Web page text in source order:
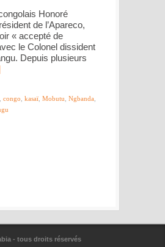
Honoré
de l’Apareco,
« accepté de
le Colonel dissident
Depuis plusieurs
congo kasaï Mobutu Ngbanda
- tous droits réservés